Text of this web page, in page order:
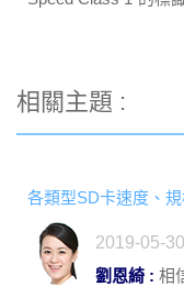
相關主題 :
各類型SD卡速度、
2019-05-30
劉恩綺 : 相